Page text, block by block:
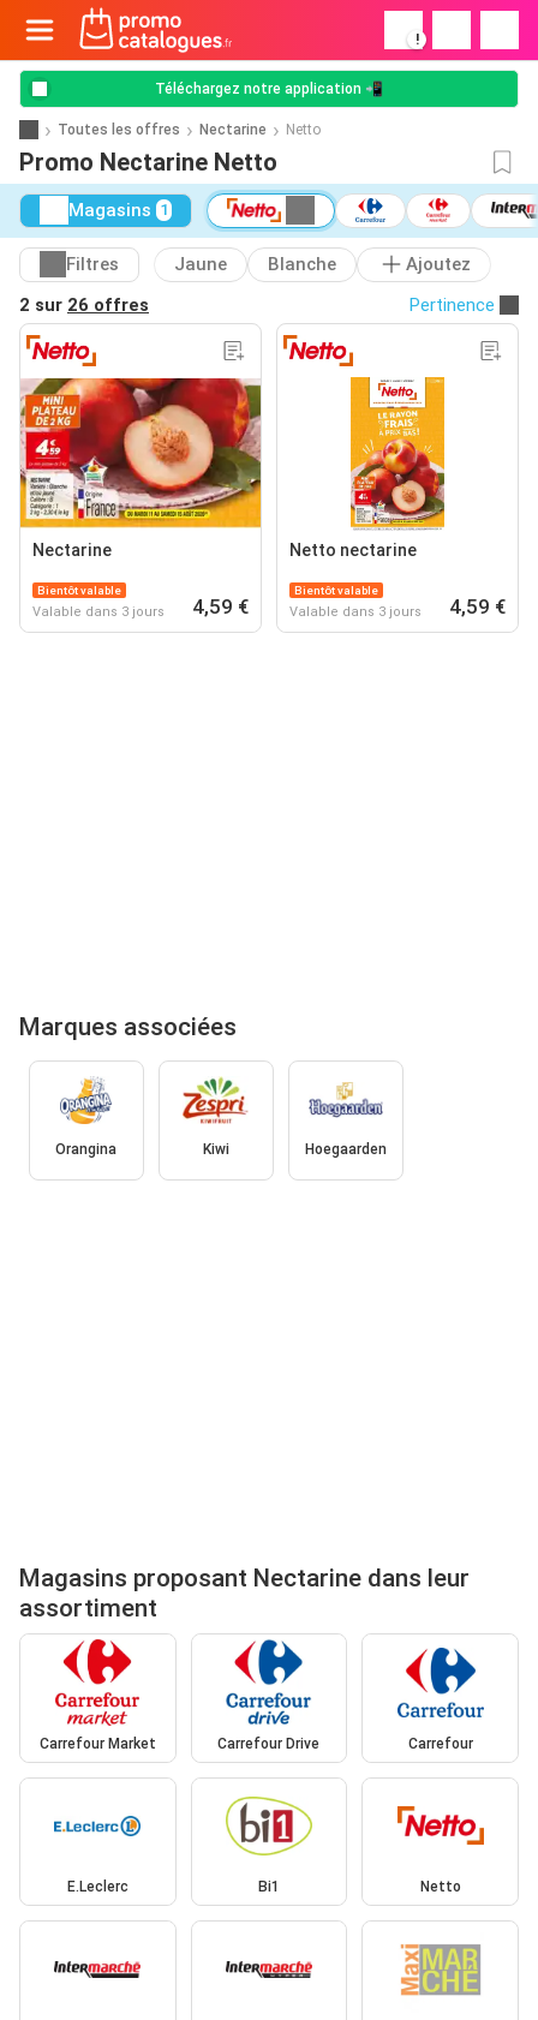
!
Téléchargez notre application 📲
Toutes les offres Nectarine Netto
Promo Nectarine Netto
Magasins 1
Filtres Jaune Blanche
Ajoutez
2 sur 26 offres Pertinence
Nectarine
Bientôt valable
Valable dans 3 jours 4,59 €
Netto nectarine
Bientôt valable
Valable dans 3 jours 4,59 €
Marques associées
Orangina Kiwi Hoegaarden
Magasins proposant Nectarine dans leur
assortiment
Carrefour Market Carrefour Drive Carrefour
E.Leclerc Bi1 Netto